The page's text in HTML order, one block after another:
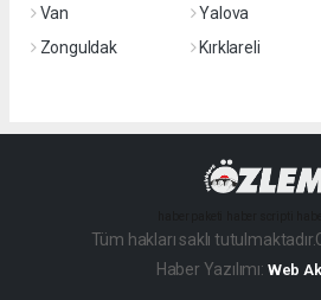
Van
Yalova
Zonguldak
Kırklareli
Tüm hakları saklı
Haber Yazılımı: Web